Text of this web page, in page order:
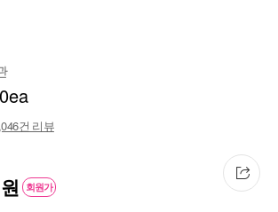
건 리뷰
원 회원가